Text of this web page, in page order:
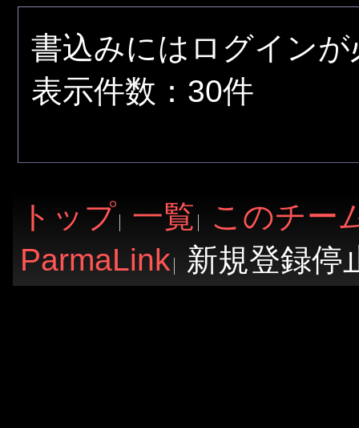
書込みにはログイン
表示件数：30件
トップ 一覧
このチー
ParmaLink 新規登録停